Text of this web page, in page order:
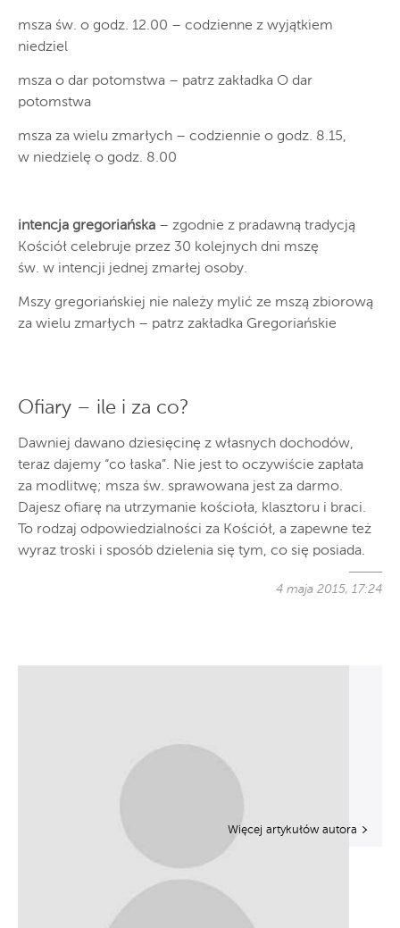
msza św. o godz. 12.00 – codzienne z wyjątkiem
niedziel
msza o dar potomstwa – patrz zakładka O dar
potomstwa
msza za wielu zmarłych – codziennie o godz. 8.15,
w niedzielę o godz. 8.00
intencja gregoriańska – zgodnie z pradawną tradycją
Kościół celebruje przez 30 kolejnych dni mszę
św. w intencji jednej zmarłej osoby.
Mszy gregoriańskiej nie należy mylić ze mszą zbiorową
za wielu zmarłych – patrz zakładka Gregoriańskie
Ofiary – ile i za co?
Dawniej dawano dziesięcinę z własnych dochodów,
teraz dajemy “co łaska”. Nie jest to oczywiście zapłata
za modlitwę; msza św. sprawowana jest za darmo.
Dajesz ofiarę na utrzymanie kościoła, klasztoru i braci.
To rodzaj odpowiedzialności za Kościół, a zapewne też
wyraz troski i sposób dzielenia się tym, co się posiada.
4 maja 2015, 17:24
Więcej artykułów autora